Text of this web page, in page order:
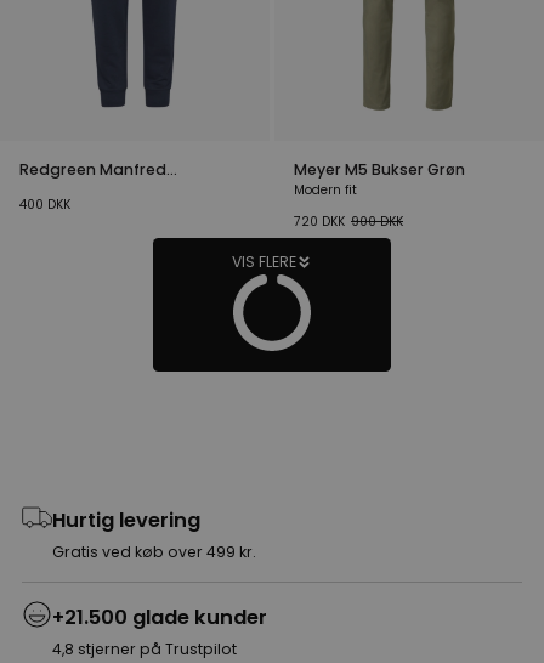
Redgreen Manfred
400 DKK
Meyer M5 Bukser Grøn
Modern fit
720 DKK 900DKK
VIS FLERE
Hurtig levering
Gratis ved køb over 499 kr.
+21.500 glade kunder
4,8 stjerner på Trustpilot